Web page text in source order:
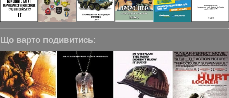
Що варто подивитись: